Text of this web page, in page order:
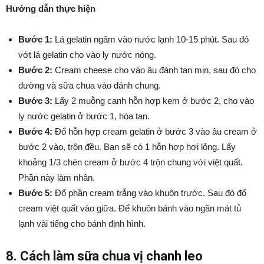
Hướng dẫn thực hiện
Bước 1: Lá gelatin ngâm vào nước lạnh 10-15 phút. Sau đó
vớt lá gelatin cho vào ly nước nóng.
Bước 2: Cream cheese cho vào âu đánh tan mịn, sau đó cho
đường và sữa chua vào đánh chung.
Bước 3: Lấy 2 muỗng canh hỗn hợp kem ở bước 2, cho vào
ly nước gelatin ở bước 1, hòa tan.
Bước 4: Đổ hỗn hợp cream gelatin ở bước 3 vào âu cream ở
bước 2 vào, trộn đều. Bạn sẽ có 1 hỗn hợp hơi lỏng. Lấy
khoảng 1/3 chén cream ở bước 4 trộn chung với việt quất.
Phần này làm nhân.
Bước 5: Đổ phần cream trắng vào khuôn trước. Sau đó đổ
cream việt quất vào giữa. Để khuôn bánh vào ngăn mát tủ
lạnh vài tiếng cho bánh định hình.
8. Cách làm sữa chua vị chanh leo